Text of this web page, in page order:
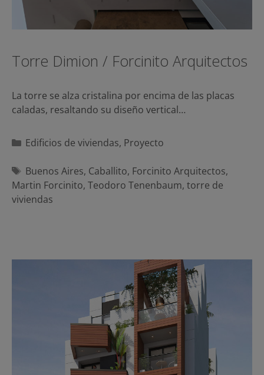
Torre Dimion / Forcinito Arquitectos
La torre se alza cristalina por encima de las placas
caladas, resaltando su diseño vertical…
Categorías
Edificios de viviendas, Proyecto
Etiquetas
Buenos Aires, Caballito, Forcinito Arquitectos,
Martin Forcinito, Teodoro Tenenbaum, torre de
viviendas